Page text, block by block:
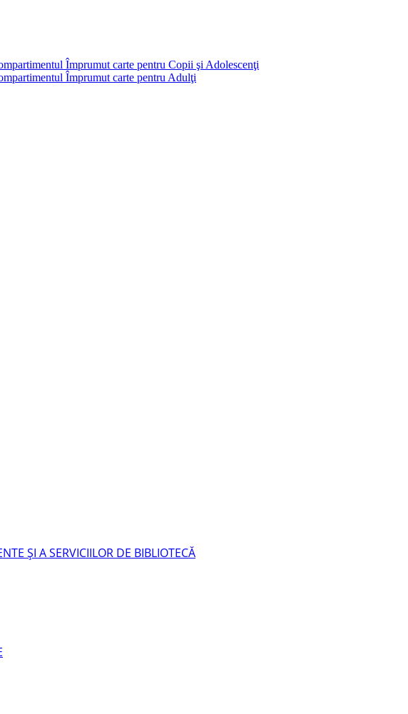
Împrumut carte pentru Copii şi Adolescenţi
Împrumut carte pentru Adulţi
ŞI A SERVICIILOR DE BIBLIOTECĂ